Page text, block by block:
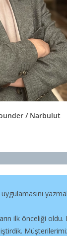
/ Narbulut
ilk önceliği